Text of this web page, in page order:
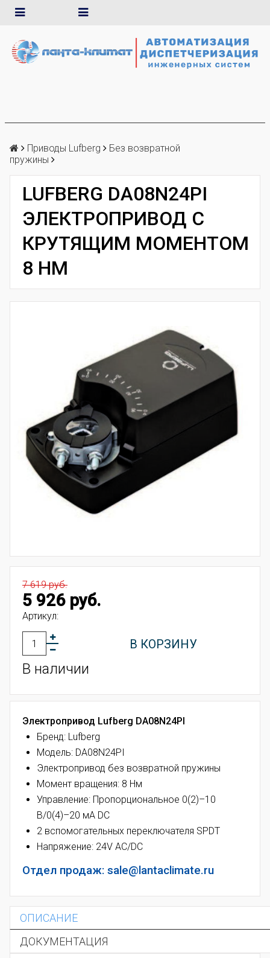
Приводы Lufberg
Без возвратной
пружины
LUFBERG DA08N24PI
ЭЛЕКТРОПРИВОД С
КРУТЯЩИМ МОМЕНТОМ
8 НМ
7 619 руб.
5 926 руб.
Артикул:
В КОРЗИНУ
В наличии
Электропривод Lufberg DA08N24PI
Бренд: Lufberg
Модель: DA08N24PI
Электропривод без возвратной пружины
Момент вращения: 8 Нм
Управление: Пропорциональное 0(2)–10
В/0(4)–20 мА DC
2 вспомогательных переключателя SPDT
Напряжение: 24V AC/DC
Отдел продаж: sale@lantaclimate.ru
ОПИСАНИЕ
ДОКУМЕНТАЦИЯ